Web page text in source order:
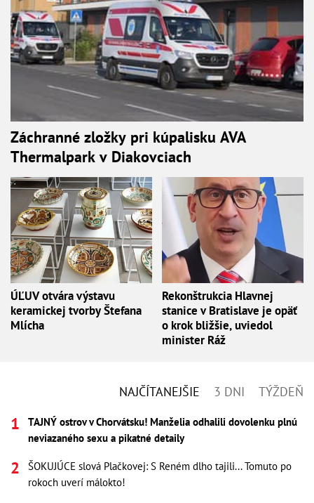
Záchranné zložky pri kúpalisku AVA
Thermalpark v Diakovciach
ÚĽUV otvára výstavu
keramickej tvorby Štefana
Mlícha
Rekonštrukcia Hlavnej
stanice v Bratislave je opäť
o krok bližšie, uviedol
minister Ráž
NAJČÍTANEJŠIE 3 DNI TÝŽDEŇ
TAJNÝ ostrov v Chorvátsku! Manželia odhalili dovolenku plnú
neviazaného sexu a pikatné detaily
ŠOKUJÚCE slová Plačkovej: S Reném dlho tajili... Tomuto po
rokoch uverí málokto!